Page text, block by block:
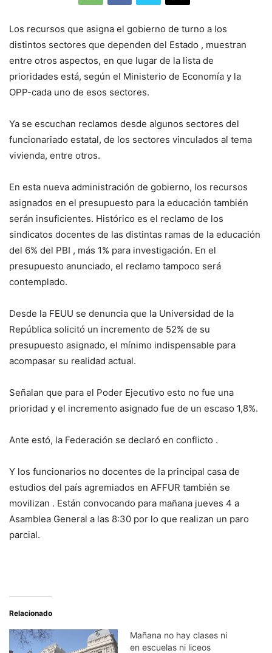
Los recursos que asigna el gobierno de turno a los
distintos sectores que dependen del Estado , muestran
entre otros aspectos, en que lugar de la lista de
prioridades está, según el Ministerio de Economía y la
OPP-cada uno de esos sectores.
Ya se escuchan reclamos desde algunos sectores del
funcionariado estatal, de los sectores vinculados al tema
vivienda, entre otros.
En esta nueva administración de gobierno, los recursos
asignados en el presupuesto para la educación también
serán insuficientes. Histórico es el reclamo de los
sindicatos docentes de las distintas ramas de la educación
del 6% del PBI , más 1% para investigación. En el
presupuesto anunciado, el reclamo tampoco será
contemplado.
Desde la FEUU se denuncia que la Universidad de la
República solicitó un incremento de 52% de su
presupuesto asignado, el mínimo indispensable para
acompasar su realidad actual.
Señalan que para el Poder Ejecutivo esto no fue una
prioridad y el incremento asignado fue de un escaso 1,8%.
Ante estó, la Federación se declaró en conflicto .
Y los funcionarios no docentes de la principal casa de
estudios del país agremiados en AFFUR también se
movilizan . Están convocando para mañana jueves 4 a
Asamblea General a las 8:30 por lo que realizan un paro
parcial.
Relacionado
Mañana no hay clases ni
en escuelas ni liceos